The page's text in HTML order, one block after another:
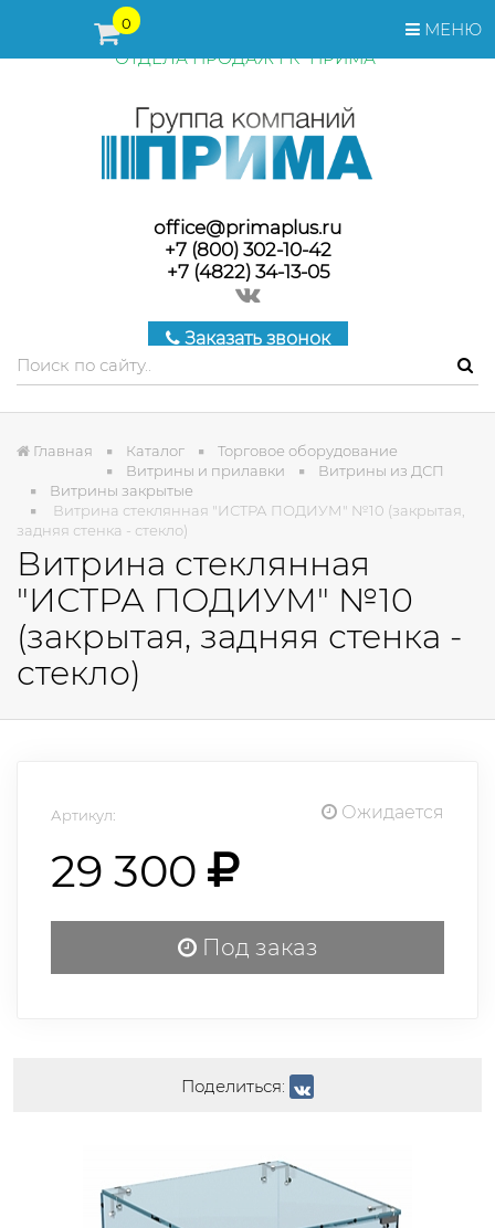
МЕНЮ
0
ПЕРЕД ОФОРМЛЕНИЕМ ЗАКАЗА, СТОИМОСТЬ И СРОКИ
ПОСТАВКИ ТОВАРА УТОЧНЯЙТЕ У МЕНЕДЖЕРОВ
ОТДЕЛА ПРОДАЖ ГК "ПРИМА"
office@primaplus.ru
+7 (800) 302-10-42
+7 (4822) 34-13-05
Заказать звонок
Главная Каталог
Торговое оборудование
Витрины и прилавки
Витрины из ДСП
Витрины закрытые
Витрина стеклянная "ИСТРА ПОДИУМ" №10 (закрытая,
задняя стенка - стекло)
Витрина стеклянная
"ИСТРА ПОДИУМ" №10
(закрытая, задняя стенка -
стекло)
Артикул: Ожидается
29 300
Под заказ
Поделиться: